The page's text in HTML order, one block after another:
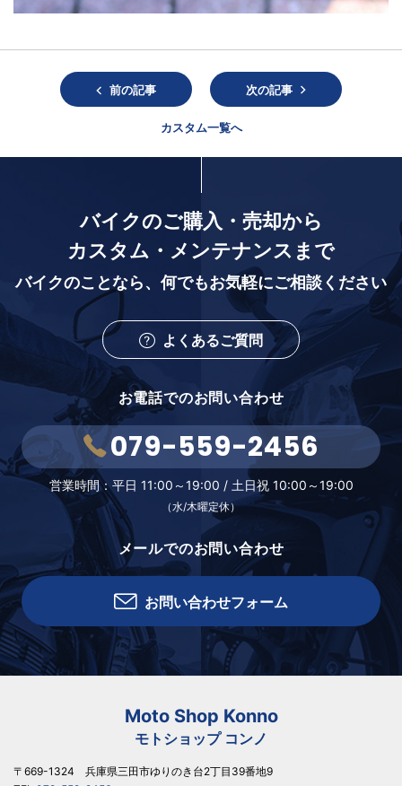
前の記事
カスタム一覧へ
次の記事
バイクのご購入・売却から
カスタム・メンテナンスまで
バイクのことなら、 何でもお気軽にご相談ください
よくあるご質問
お電話でのお問い合わせ
079-559-2456
営業時間：平日 11:00～19:00 / 土日祝 10:00～19:00
（水/木曜定休）
メールでのお問い合わせ
お問い合わせフォーム
Moto Shop Konno
モトショップ コンノ
〒669-1324 兵庫県三田市ゆりのき台2丁目39番地9